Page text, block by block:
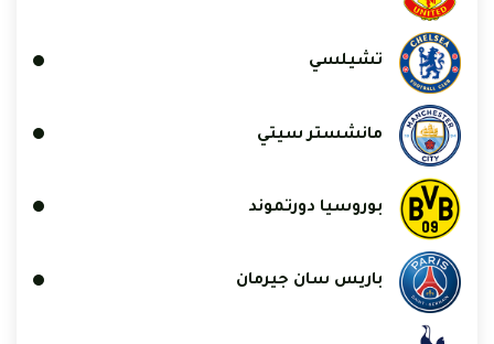
تشيلسي
مانشستر سيتي
بوروسيا دورتموند
باريس سان جيرمان